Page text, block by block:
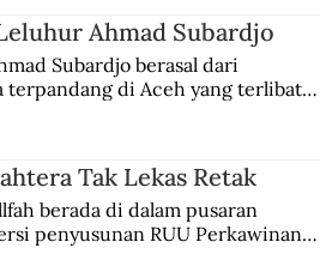
Ahmad Subardjo
Subardjo berasal dari
terpandang di Aceh yang terlibat
Tak Lekas Retak
berada di dalam pusaran
penyusunan RUU Perkawinan.